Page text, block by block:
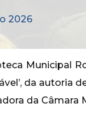
2026
Municipal
da autoria
da Câmara